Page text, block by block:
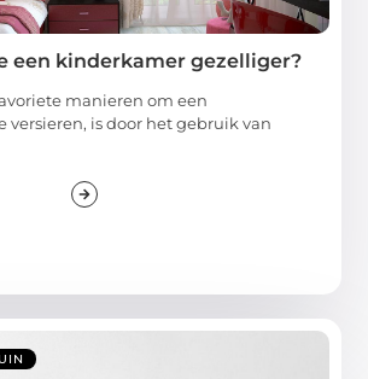
een kinderkamer gezelliger?
manieren om een
versieren, is door het gebruik van